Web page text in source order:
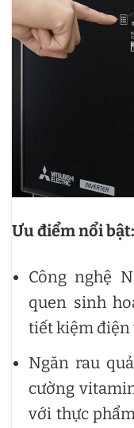
Ưu điểm nổi bật:
Công nghệ
quen sinh
tiết kiệm điện
Ngăn rau
cường
với thực